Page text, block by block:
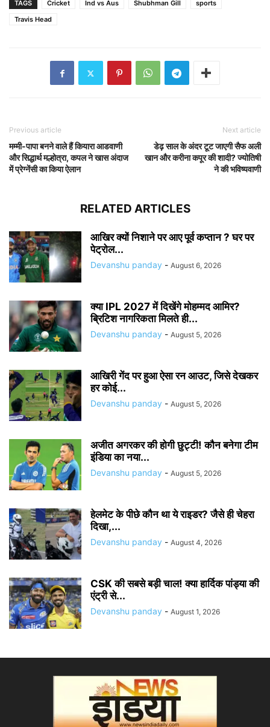
TAGS Cricket Ind vs Aus Shubhman Gill
sports
Travis Head
Previous article
मम्मी-पापा बनने वाले हैं कियारा आडवाणी
और सिद्धार्थ मल्होत्रा, कपल ने खास अंदाज
में प्रेग्नेंसी का किया ऐलान
Next article
डेढ़ साल के अंदर टूट जाएगी सैफ अली
खान और करीना कपूर की शादी? ज्योतिषी
ने की भविष्यवाणी
RELATED ARTICLES
आखिर क्यों निशाने पर आए पूर्व कप्तान ? घर पर
पेट्रोल...
Devanshu panday - August 6, 2026
क्या IPL 2027 में दिखेंगे मोहम्मद आमिर?
ब्रिटिश नागरिकता मिलते ही...
Devanshu panday - August 5, 2026
आखिरी गेंद पर हुआ ऐसा रन आउट, जिसे देखकर
हर कोई...
Devanshu panday - August 5, 2026
अजीत अगरकर की होगी छुट्टी! कौन बनेगा टीम
इंडिया का नया...
Devanshu panday - August 5, 2026
हेलमेट के पीछे कौन था ये राइडर? जैसे ही चेहरा
दिखा,...
Devanshu panday - August 4, 2026
CSK की सबसे बड़ी चाल! क्या हार्दिक पांड्या की
एंट्री से...
Devanshu panday - August 1, 2026